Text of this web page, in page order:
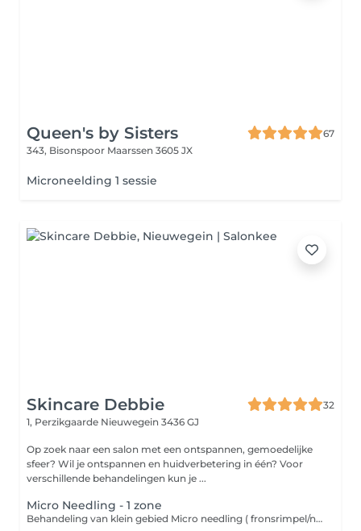
Queen's by Sisters
67
343, Bisonspoor Maarssen 3605 JX
Microneelding 1 sessie
Skincare Debbie
32
1, Perzikgaarde Nieuwegein 3436 GJ
Op zoek naar een salon met een ontspannen, gemoedelijke
sfeer? Wil je ontspannen en huidverbetering in één? Voor
verschillende behandelingen kun je ...
Micro Needling - 1 zone
Behandeling van klein gebied Micro needling ( fronsrimpel/neus lipplooi/bovenlip/litteken) - Reingen van de huid - Micro needling gewenste gebied met intensief serum - Dag/nacht verzorging Microneedling is een cosmetische behandeling waarbij met een apparaat microscopisch kleine naaldjes over de huid gaan. Deze naaldjes prikken hele kleine gaatjes in de huid. Dit klinkt misschien heftig, maar deze "micro-wondjes" activeren het natuurlijke genezingsproces van het lichaam. Wat doet microneedling voor een strakkere huid? De kleine prikjes stimuleren het lichaam om: - Collageen aan te maken zorgt voor een stevigere huidstructuur - Elastine aan te maken helpt de huid om veerkrachtiger en soepeler te blijven - Celvernieuwing te bevorderen wat zorgt voor een frissere uitstraling Hierdoor wordt de huid: - Strakker - Gladder - Minder verslapt - Egaler in teint en textuur